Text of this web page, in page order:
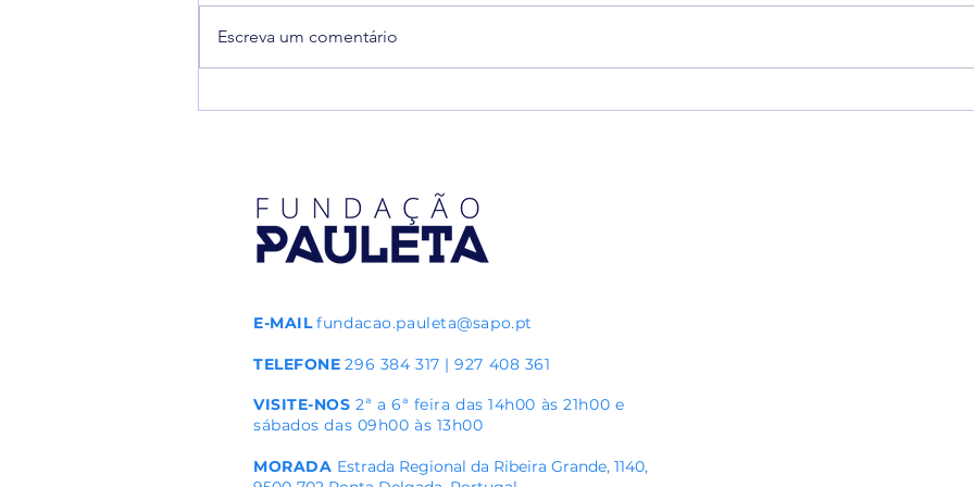
Alteração do formato da 12.ª
Pedro Pauleta brilha em mais um
Escreva um comentário
E-MAIL fundacao.pauleta@sapo.pt
TELEFONE 296 384 317 | 927 408 361
VISITE-NOS 2ª a 6ª feira das 14h00 às 21h00 e
sábados das 09h00 às 13h00
MORADA Estrada Regional da Ribeira Grande, 1140,